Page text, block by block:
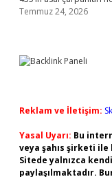
Temmuz 24, 2026
Reklam ve İletişim:
Yasal Uyarı: Bu
veya şahıs şirketi ile
Sitede yalnızca
paylaşılmaktadır.